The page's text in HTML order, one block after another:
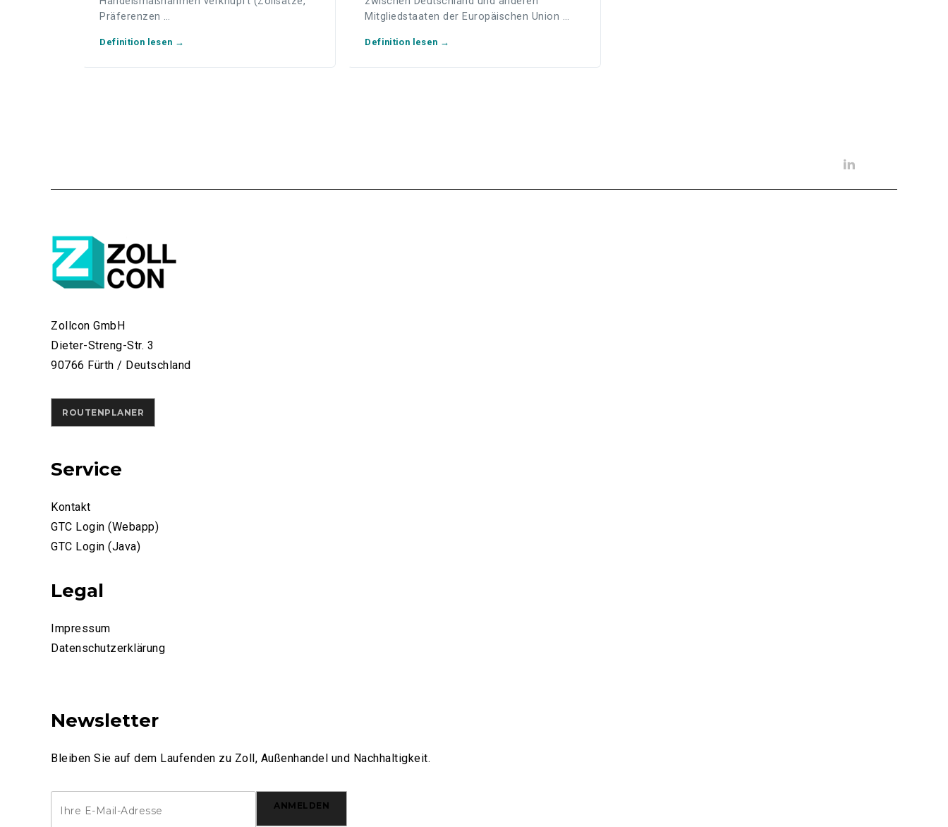
Präferenzen …
Definition lesen →
Mitgliedstaaten der Europäischen Union …
Definition lesen →
Zollcon GmbH
Dieter-Streng-Str. 3
90766 Fürth / Deutschland
ROUTENPLANER
Service
Kontakt
GTC Login (Webapp)
GTC Login (Java)
Legal
Impressum
Datenschutzerklärung
Newsletter
Bleiben Sie auf dem Laufenden zu Zoll, Außenhandel und Nachhaltigkeit.
ANMELDEN